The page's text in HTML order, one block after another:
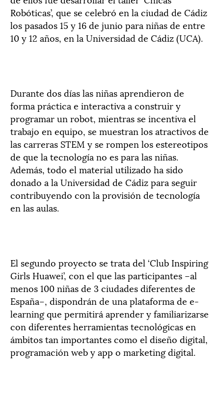
Robóticas’, que se celebró en la ciudad de Cádiz
los pasados 15 y 16 de junio para niñas de entre
10 y 12 años, en la Universidad de Cádiz (UCA).
Durante dos días las niñas aprendieron de
forma práctica e interactiva a construir y
programar un robot, mientras se incentiva el
trabajo en equipo, se muestran los atractivos de
las carreras STEM y se rompen los estereotipos
de que la tecnología no es para las niñas.
Además, todo el material utilizado ha sido
donado a la Universidad de Cádiz para seguir
contribuyendo con la provisión de tecnología
en las aulas.
El segundo proyecto se trata del ‘Club Inspiring
Girls Huawei’, con el que las participantes −al
menos 100 niñas de 3 ciudades diferentes de
España−, dispondrán de una plataforma de e-
learning que permitirá aprender y familiarizarse
con diferentes herramientas tecnológicas en
ámbitos tan importantes como el diseño digital,
programación web y app o marketing digital.